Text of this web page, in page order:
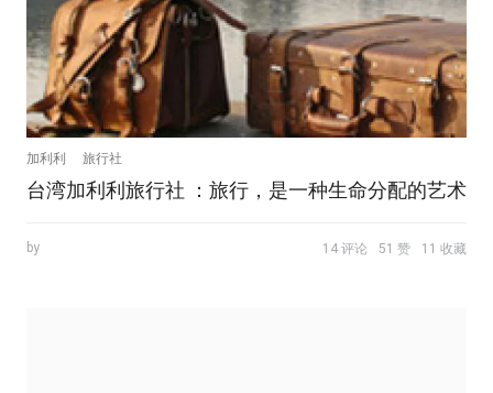
加利利 旅行社
台湾加利利旅行社 ：旅行，是一种生命分配的艺术
by 14 评论 51 赞 11 收藏